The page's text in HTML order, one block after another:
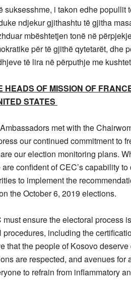
suksesshme, i takon edhe popullit
ndjekur gjithashtu të gjitha
mbështetjen tonë në
për të gjithë qytetarët, dhe
të lira në përputhje me
HEADS OF MISSION OF
STATES
met with the
our continued commitment to
our election monitoring plans.
confident of CEC’s capability
to implement the
the October 6, 2019 elections.
ensure the electoral process
including the
that the people of Kosovo
are respected, and avenues for
to refrain from inflammatory